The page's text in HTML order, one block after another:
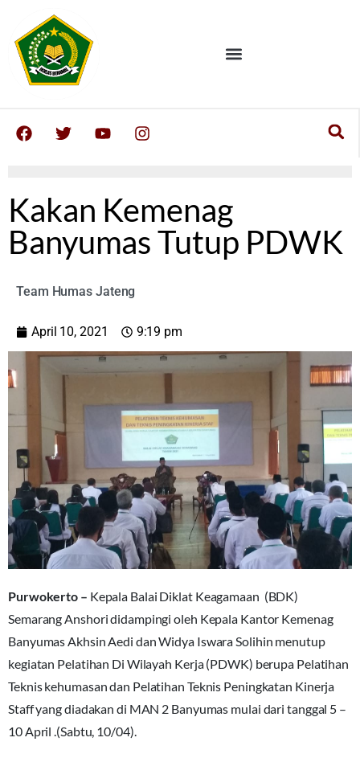
Kakan Kemenag
Banyumas Tutup PDWK
Team Humas Jateng
April 10, 2021 9:19 pm
Purwokerto – Kepala Balai Diklat Keagamaan (BDK)
Semarang Anshori didampingi oleh Kepala Kantor Kemenag
Banyumas Akhsin Aedi dan Widya Iswara Solihin menutup
kegiatan Pelatihan Di Wilayah Kerja (PDWK) berupa Pelatihan
Teknis kehumasan dan Pelatihan Teknis Peningkatan Kinerja
Staff yang diadakan di MAN 2 Banyumas mulai dari tanggal 5 –
10 April .(Sabtu, 10/04).